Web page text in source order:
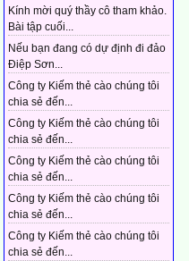
Kính mời quý thầy cô tham khảo.
Bài tập cuối...
Nếu bạn đang có dự định đi đảo
Điệp Sơn...
Công ty Kiếm thẻ cào chúng tôi
chia sẻ đến...
Công ty Kiếm thẻ cào chúng tôi
chia sẻ đến...
Công ty Kiếm thẻ cào chúng tôi
chia sẻ đến...
Công ty Kiếm thẻ cào chúng tôi
chia sẻ đến...
Công ty Kiếm thẻ cào chúng tôi
chia sẻ đến...